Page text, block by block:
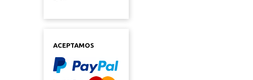
ACEPTAMOS